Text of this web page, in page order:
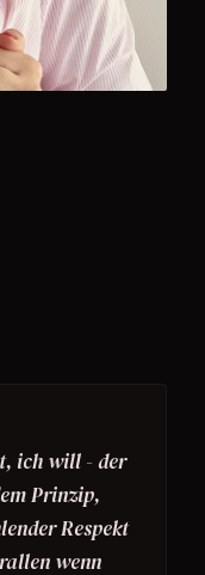
ich will - der
Prinzip,
Respekt
wenn